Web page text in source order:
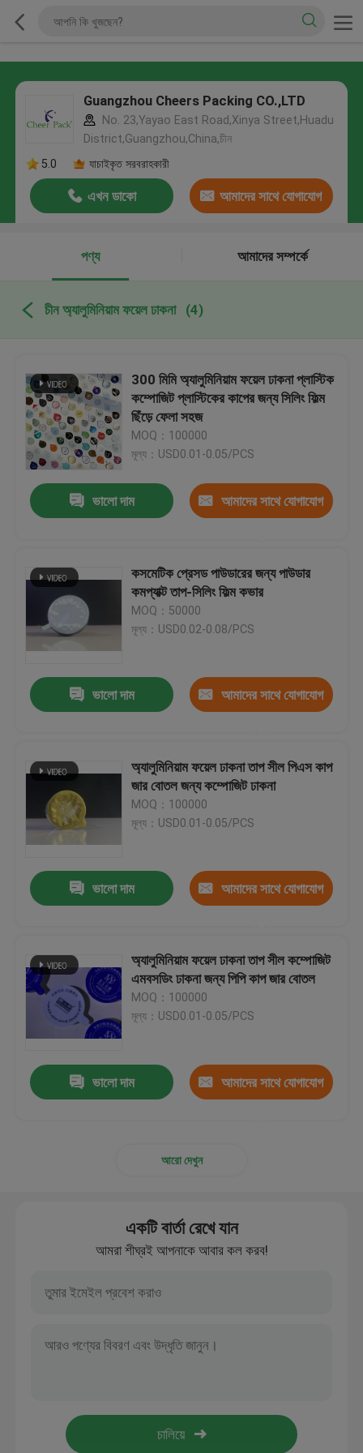
Guangzhou Cheers Packing CO.,LTD
No. 23,Yayao East Road,Xinya Street,Huadu
District,Guangzhou,China,চীন
5.0
যাচাইকৃত সরবরাহকারী
এখন ডাকো আমাদের সাথে যোগাযোগ
পণ্য
আমাদের সম্পর্কে
চীন অ্যালুমিনিয়াম ফয়েল ঢাকনা (4)
300 মিমি অ্যালুমিনিয়াম ফয়েল ঢাকনা প্লাস্টিক
কম্পোজিট প্লাস্টিকের কাপের জন্য সিলিং ফিল্ম
ছিঁড়ে ফেলা সহজ
MOQ：100000
মূল্য：USD0.01-0.05/PCS
ভালো দাম আমাদের সাথে যোগাযোগ
কসমেটিক প্রেসড পাউডারের জন্য পাউডার
কমপ্যাক্ট তাপ-সিলিং ফিল্ম কভার
MOQ：50000
মূল্য：USD0.02-0.08/PCS
ভালো দাম আমাদের সাথে যোগাযোগ
অ্যালুমিনিয়াম ফয়েল ঢাকনা তাপ সীল পিএস কাপ
জার বোতল জন্য কম্পোজিট ঢাকনা
MOQ：100000
মূল্য：USD0.01-0.05/PCS
ভালো দাম আমাদের সাথে যোগাযোগ
অ্যালুমিনিয়াম ফয়েল ঢাকনা তাপ সীল কম্পোজিট
এমবসডিং ঢাকনা জন্য পিপি কাপ জার বোতল
MOQ：100000
মূল্য：USD0.01-0.05/PCS
ভালো দাম আমাদের সাথে যোগাযোগ
আরো দেখুন
একটি বার্তা রেখে যান
আমরা শীঘ্রই আপনাকে আবার কল করব!